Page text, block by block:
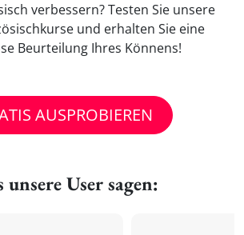
verbessern? Testen Sie unsere
und erhalten Sie eine
Beurteilung Ihres Könnens!
AUSPROBIEREN
unsere User sagen: